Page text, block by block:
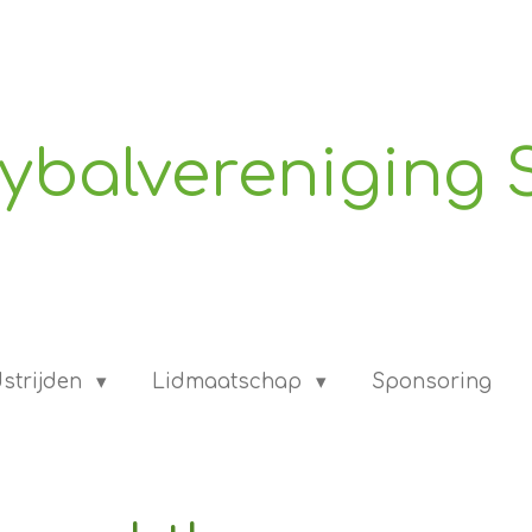
Lidmaatschap Sponsoring